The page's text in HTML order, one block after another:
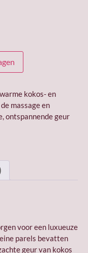
kokos- en
massage en
ontspannende geur
voor een luxueuze
parels bevatten
geur van kokos